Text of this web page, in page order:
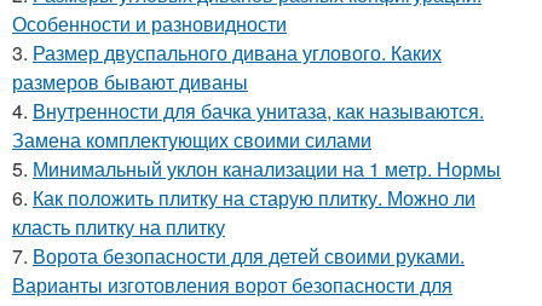
Особенности и разновидности
3. Размер двуспального дивана углового. Каких
размеров бывают диваны
4. Внутренности для бачка унитаза, как называются.
Замена комплектующих своими силами
5. Минимальный уклон канализации на 1 метр. Нормы
6. Как положить плитку на старую плитку. Можно ли
класть плитку на плитку
7. Ворота безопасности для детей своими руками.
Варианты изготовления ворот безопасности для